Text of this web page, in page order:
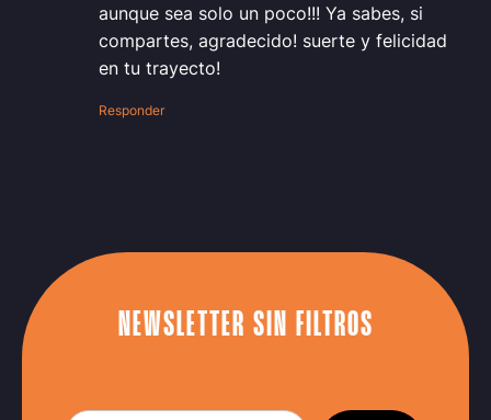
aunque sea solo un poco!!! Ya sabes, si
compartes, agradecido! suerte y felicidad
en tu trayecto!
Responder
NEWSLETTER SIN FILTROS